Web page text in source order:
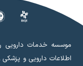
موسسه خدمات دارویی
اطلاعات دارویی و